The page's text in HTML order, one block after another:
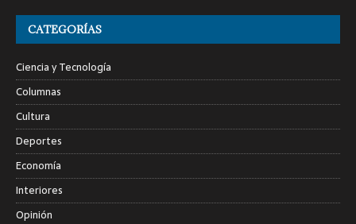
CATEGORÍAS
Ciencia y Tecnología
Columnas
Cultura
Deportes
Economía
Interiores
Opinión